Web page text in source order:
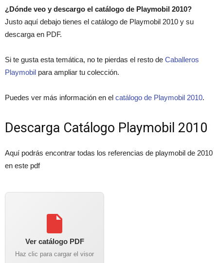
¿Dónde veo y descargo el catálogo de Playmobil 2010?
Justo aquí debajo tienes el catálogo de Playmobil 2010 y su
descarga en PDF.
Si te gusta esta temática, no te pierdas el resto de Caballeros
Playmobil para ampliar tu colección.
Puedes ver más información en el catálogo de Playmobil 2010.
Descarga Catálogo Playmobil 2010
Aquí podrás encontrar todas los referencias de playmobil de 2010
en este pdf
Ver catálogo PDF
Haz clic para cargar el visor